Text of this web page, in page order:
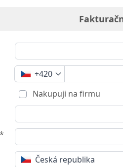
+420
Nakupuji na firmu
Česká republika